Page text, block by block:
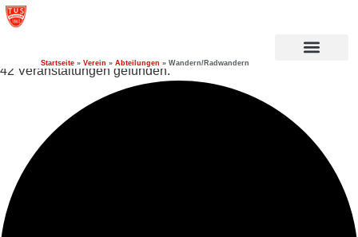
Startseite » Verein » Abteilungen » Wandern/Radwandern
42 Veranstaltungen gefunden.